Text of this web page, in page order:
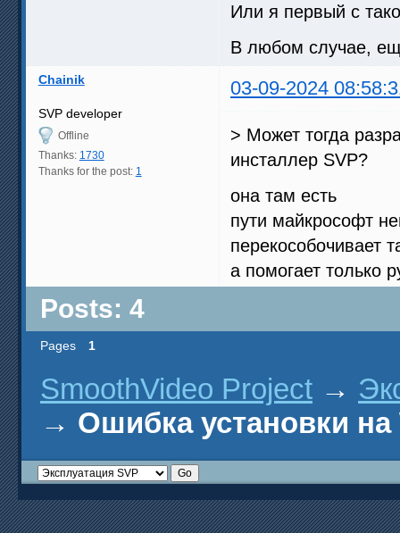
Или я первый с
В любом случае,
Chainik 03-09-2024
SVP developer
Offline
Thanks: 1730
Thanks for the post: 1
> Может тогда
инсталлер SVP?
она там есть
пути майкрософт
перекособочивает
а помогает только
Posts: 4
Pages 1
SmoothVideo Project →
→ Ошибка установки на